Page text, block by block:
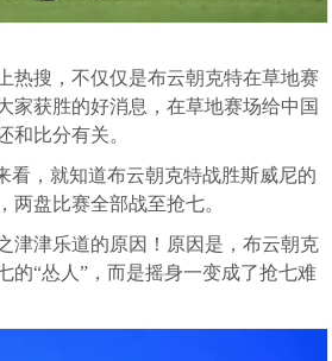
热搜，不仅仅是布云朝克特在草地赛
家获胜的好消息，在草地赛场给中国
和比分有关。
看，就知道布云朝克特战胜斯威尼的
两盘比赛全部战至抢七。
津津乐道的原因！原因是，布云朝克
的“怂人”，而是摇身一变成了抢七难